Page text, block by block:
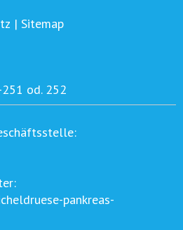
| Sitemap
od. 252
pankreas-